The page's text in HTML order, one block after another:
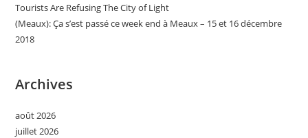
Tourists Are Refusing The City of Light
(Meaux): Ça s’est passé ce week end à Meaux – 15 et 16 décembre
2018
Archives
août 2026
juillet 2026